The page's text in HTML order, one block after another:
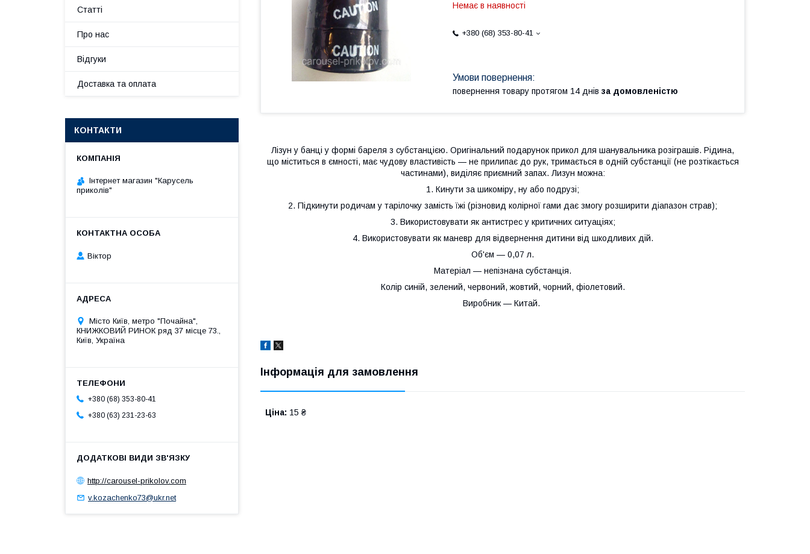
Немає в наявності
+380 (68) 353-80-41
повернення товару протягом 14 днів за домовленістю
Лізун у банці у формі бареля з субстанцією. Оригінальний подарунок прикол для шанувальника розіграшів. Рідина,
що міститься в ємності, має чудову властивість — не прилипає до рук, тримається в одній субстанції (не розтікається
частинами), виділяє приємний запах. Лизун можна:
1. Кинути за шикоміру, ну або подрузі;
2. Підкинути родичам у тарілочку замість їжі (різновид колірної гами дає змогу розширити діапазон страв);
3. Використовувати як антистрес у критичних ситуаціях;
4. Використовувати як маневр для відвернення дитини від шкодливих дій.
Об'єм — 0,07 л.
Матеріал — непізнана субстанція.
Колір синій, зелений, червоний, жовтий, чорний, фіолетовий.
Виробник — Китай.
Інформація для замовлення
Ціна: 15 ₴
Статті
Про нас
Відгуки
Доставка та оплата
КОНТАКТИ
Інтернет магазин "Карусель
приколів"
Віктор
Місто Київ, метро "Почайна",
КНИЖКОВИЙ РИНОК ряд 37 місце 73.,
Київ, Україна
+380 (68) 353-80-41
+380 (63) 231-23-63
http://carousel-prikolov.com
v.kozachenko73@ukr.net